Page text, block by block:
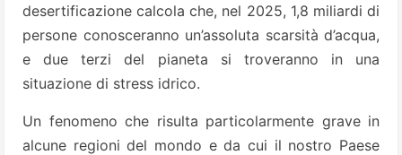
desertificazione calcola che, nel 2025, 1,8 miliardi di
persone conosceranno un’assoluta scarsità d’acqua,
e due terzi del pianeta si troveranno in una
situazione di stress idrico.
Un fenomeno che risulta particolarmente grave in
alcune regioni del mondo e da cui il nostro Paese